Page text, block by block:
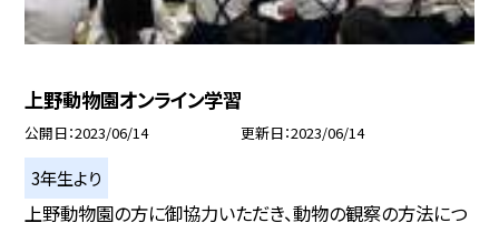
上野動物園オンライン学習
公開日 2023/06/14 更新日 2023/06/14
3年生より
上野動物園の方に御協力いただき、動物の観察の方法につ